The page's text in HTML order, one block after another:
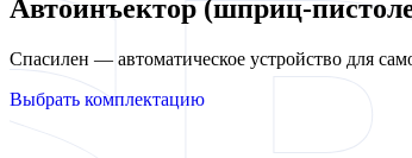
Автоинъектор (шприц-
Спасилен — автоматическое устройство для
Выбрать комплектацию